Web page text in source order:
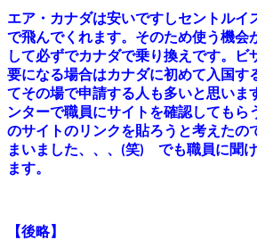
エア・カナダは安いですしセントルイ
で飛んでくれます。そのため使う機会
して必ずでカナダで乗り換えです。ビ
要になる場合はカナダに初めて入国す
てその場で申請する人も多いと思いま
ンターで職員にサイトを確認してもら
のサイトのリンクを貼ろうと考えたの
まいました、、、 (笑) でも職員に聞
ます。
【後略】